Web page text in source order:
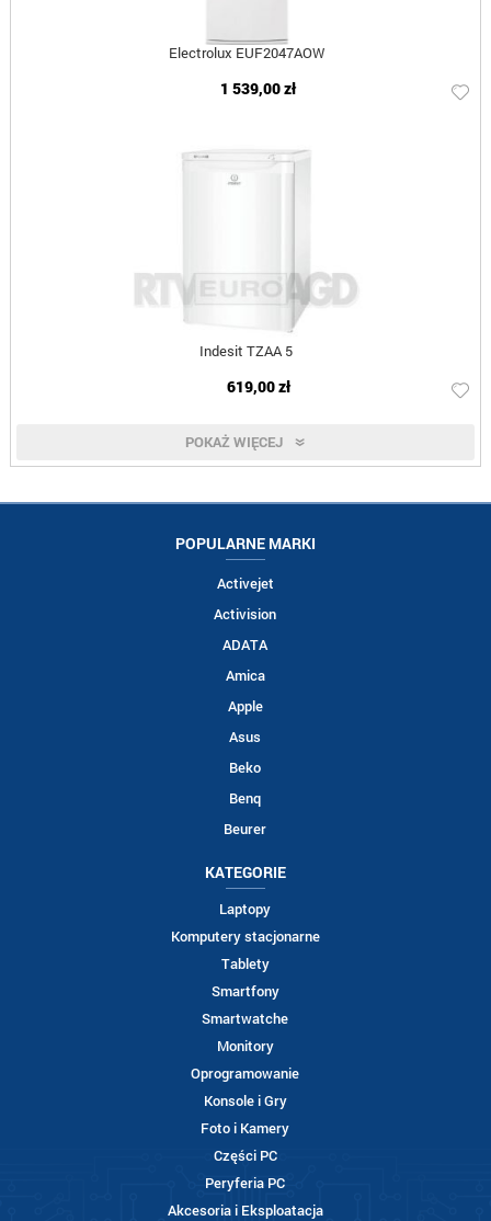
Electrolux EUF2047AOW
1 539,00 zł
Indesit TZAA 5
619,00 zł
POKAŻ WIĘCEJ
POPULARNE MARKI
Activejet
Activision
ADATA
Amica
Apple
Asus
Beko
Benq
Beurer
KATEGORIE
Laptopy
Komputery stacjonarne
Tablety
Smartfony
Smartwatche
Monitory
Oprogramowanie
Konsole i Gry
Foto i Kamery
Części PC
Peryferia PC
Akcesoria i Eksploatacja